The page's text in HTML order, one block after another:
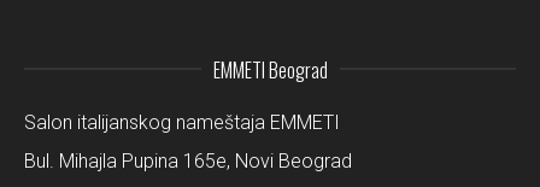
EMMETI Beograd
Salon italijanskog nameštaja EMMETI
Bul. Mihajla Pupina 165e, Novi Beograd